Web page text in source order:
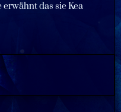
das sie Kea